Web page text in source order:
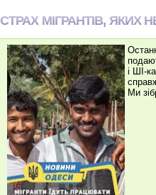
СТРАХ МІГРАНТІВ, ЯКИХ
і ШІ-
Ми